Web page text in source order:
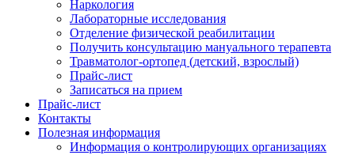
Наркология
Лабораторные исследования
Отделение физической реабилитации
Получить консультацию мануального терапевта
Травматолог-ортопед (детский, взрослый)
Прайс-лист
Записаться на прием
Прайс-лист
Контакты
Полезная информация
Информация о контролирующих организациях